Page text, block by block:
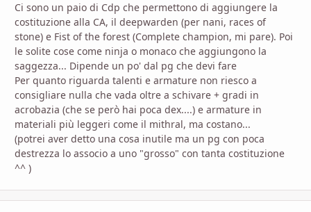
Ci sono un paio di Cdp che permettono di aggiungere la
costituzione alla CA, il deepwarden (per nani, races of
stone) e Fist of the forest (Complete champion, mi pare). Poi
le solite cose come ninja o monaco che aggiungono la
saggezza... Dipende un po' dal pg che devi fare
Per quanto riguarda talenti e armature non riesco a
consigliare nulla che vada oltre a schivare + gradi in
acrobazia (che se però hai poca dex....) e armature in
materiali più leggeri come il mithral, ma costano...
(potrei aver detto una cosa inutile ma un pg con poca
destrezza lo associo a uno "grosso" con tanta costituzione
^^ )